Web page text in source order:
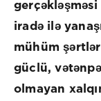
iradə ilə
mühüm
güclü,
olmayan